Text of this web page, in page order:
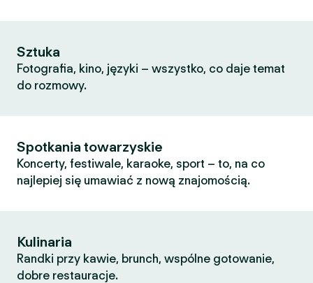
Sztuka
Fotografia, kino, języki – wszystko, co daje temat
do rozmowy.
Spotkania towarzyskie
Koncerty, festiwale, karaoke, sport – to, na co
najlepiej się umawiać z nową znajomością.
Kulinaria
Randki przy kawie, brunch, wspólne gotowanie,
dobre restauracje.